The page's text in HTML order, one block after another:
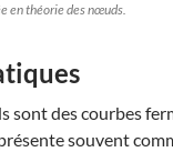
en théorie des nœuds.
des courbes
souvent